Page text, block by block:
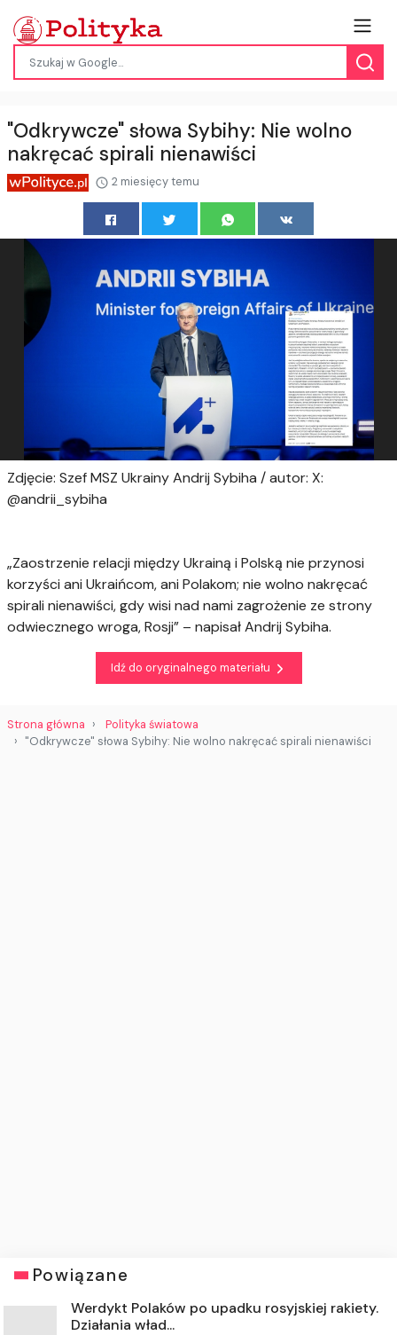
"Odkrywcze" słowa Sybihy: Nie wolno
nakręcać spirali nienawiści
2 miesięcy temu
Zdjęcie: Szef MSZ Ukrainy Andrij Sybiha / autor: X:
@andrii_sybiha
„Zaostrzenie relacji między Ukrainą i Polską nie przynosi
korzyści ani Ukraińcom, ani Polakom; nie wolno nakręcać
spirali nienawiści, gdy wisi nad nami zagrożenie ze strony
odwiecznego wroga, Rosji” – napisał Andrij Sybiha.
Idź do oryginalnego materiału
Strona główna
Polityka światowa
"Odkrywcze" słowa Sybihy: Nie wolno nakręcać spirali nienawiści
Powiązane
Werdykt Polaków po upadku rosyjskiej rakiety.
Działania wład...